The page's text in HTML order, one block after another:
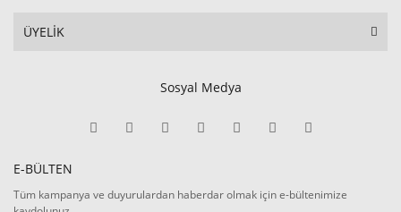
ÜYELİK
Sosyal Medya
E-BÜLTEN
Tüm kampanya ve duyurulardan haberdar olmak için e-bültenimize